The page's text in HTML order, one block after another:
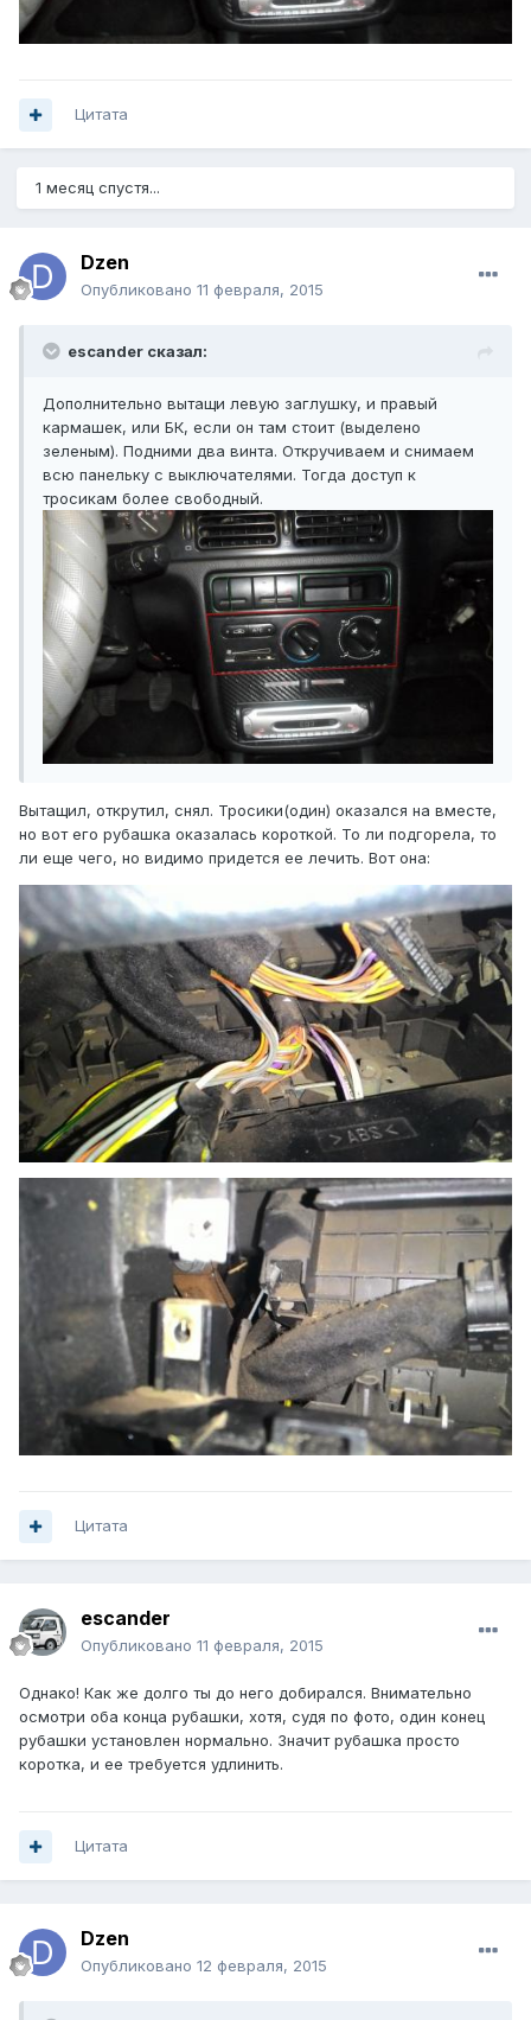
Цитата
1 месяц спустя...
Dzen
Опубликовано 11 февраля, 2015
escander сказал:
Дополнительно вытащи левую заглушку, и правый
кармашек, или БК, если он там стоит (выделено
зеленым). Подними два винта. Откручиваем и снимаем
всю панельку с выключателями. Тогда доступ к
тросикам более свободный.
Вытащил, открутил, снял. Тросики(один) оказался на вместе,
но вот его рубашка оказалась короткой. То ли подгорела, то
ли еще чего, но видимо придется ее лечить. Вот она:
Цитата
escander
Опубликовано 11 февраля, 2015
Однако! Как же долго ты до него добирался. Внимательно
осмотри оба конца рубашки, хотя, судя по фото, один конец
рубашки установлен нормально. Значит рубашка просто
коротка, и ее требуется удлинить.
Цитата
Dzen
Опубликовано 12 февраля, 2015